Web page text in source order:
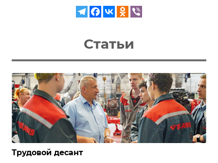
Статьи
Трудовой десант